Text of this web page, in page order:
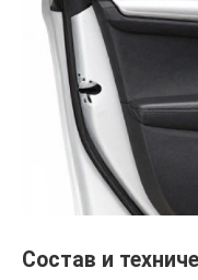
Состав и